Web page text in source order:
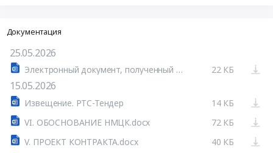
Документация
25.05.2026
Электронный документ, полученный из внешней системы 22 КБ
15.05.2026
Извещение. РТС-Тендер
14 КБ
VI. ОБОСНОВАНИЕ НМЦК.docx
72 КБ
V. ПРОЕКТ КОНТРАКТА.docx
40 КБ